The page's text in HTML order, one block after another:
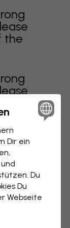
the
Dir ein
Du
Du
Webseite